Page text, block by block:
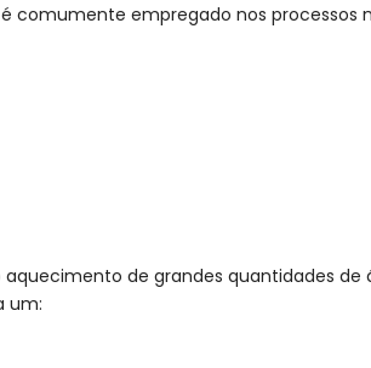
comumente empregado nos
de grandes quantidades de
um: